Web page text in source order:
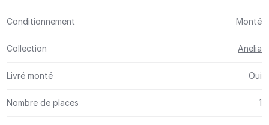
Conditionnement Monté
Collection Anelia
Livré monté Oui
Nombre de places 1